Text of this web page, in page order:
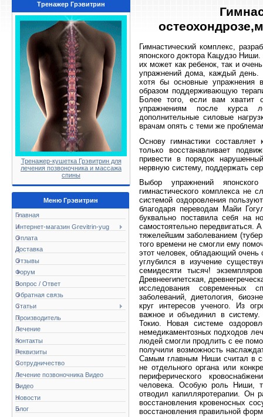
Тренажер Грэвитрин
Тренажер-кушетка Грэвитрин для
лечения позвоночника и массажа
спины
Меню Грэвитрин
Главная
Интернет-магазин Grevitrin-yug
Оплата
Доставка
Отзывы
Форум
Вопрос / Ответ
Обратная связь
Статьи
Производитель
Лечение
Контакты
Реквизиты
Сотрудничество
Лечение позвоночника Видео
Видео
Новости
Блог
Гимнастический комплекс,
японского доктора Кацудзо
их может как ребенок, так и
упражнений дома, каждый день.
хотя бы основные упражнения
образом поддерживающую
Более того, если вам хватит
упражнениям после курса
дополнительные силовые
врачам опять с теми же
Основу гимнастики
только восстанавливает
привести в порядок
нервную систему, поддержать
Выбор упражнений
гимнастического комплекса не
системой оздоровления
благодаря переводам Майи
буквально поставила себя на
самостоятельно передвигаться.
тяжелейшим заболеванием
того времени не смогли ему
этот человек, обладающий
углубился в изучение
семидесяти тысяч!
Древнеегипетская,
исследования современных
заболеваний, диетология,
круг интересов ученого. Из
важное и объединил в систему.
Токио. Новая системе
немедикаментозных подходов
людей смогли продлить с ее
получили возможность
Самым главным Ниши считал в
не отдельного органа или
периферического
человека. Особую роль Ниши,
отводил капилляротерапии. Он
восстановления кровеносных
восстановления правильной